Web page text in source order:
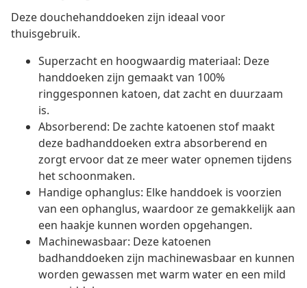
Deze douchehanddoeken zijn ideaal voor
thuisgebruik.
Superzacht en hoogwaardig materiaal: Deze
handdoeken zijn gemaakt van 100%
ringgesponnen katoen, dat zacht en duurzaam
is.
Absorberend: De zachte katoenen stof maakt
deze badhanddoeken extra absorberend en
zorgt ervoor dat ze meer water opnemen tijdens
het schoonmaken.
Handige ophanglus: Elke handdoek is voorzien
van een ophanglus, waardoor ze gemakkelijk aan
een haakje kunnen worden opgehangen.
Machinewasbaar: Deze katoenen
badhanddoeken zijn machinewasbaar en kunnen
worden gewassen met warm water en een mild